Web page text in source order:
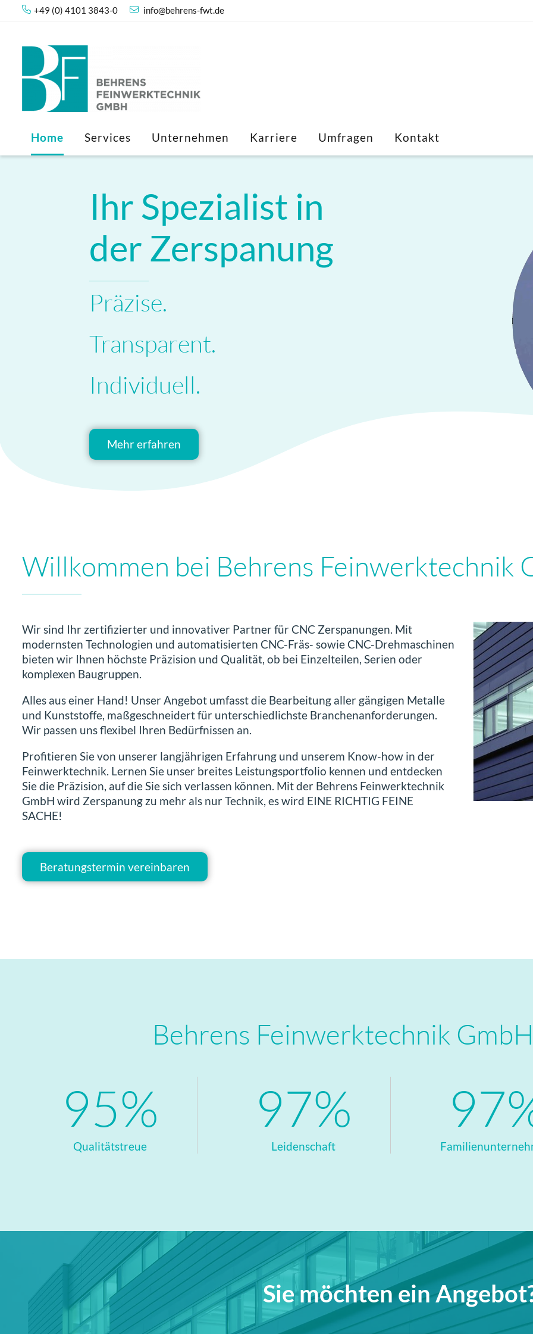
+49 (0) 4101 3843-0 info@behrens-fwt.de
Home Services Unternehmen Karriere Umfragen Kontakt
Ihr Spezialist in
der Zerspanung
Präzise.
Transparent.
Individuell.
Mehr erfahren
Willkommen bei Behrens Feinwerktechnik
Wir sind Ihr zertifizierter und innovativer Partnerfür CNC Zerspanungen. Mit
modernsten Technologien und automatisierten CNC-Fräs- sowie CNC-Drehmaschinen
bieten wir Ihnen höchste Präzision und Qualität, ob bei Einzelteilen, Serien oder
komplexen Baugruppen.
Alles aus einer Hand! Unser Angebot umfasst die Bearbeitung aller gängigen Metalle
und Kunststoffe, maßgeschneidert für unterschiedlichste Branchenanforderungen.
Wir passen uns flexibel Ihren Bedürfnissen an.
Profitieren Sie von unserer langjährigen Erfahrung und unserem Know-how in der
Feinwerktechnik. Lernen Sie unser breites Leistungsportfolio kennen und entdecken
Sie die Präzision, auf die Sie sich verlassen können. Mit der Behrens Feinwerktechnik
GmbH wird Zerspanung zu mehr als nur Technik, es wird EINE RICHTIG FEINE
SACHE!
Beratungstermin vereinbaren
Behrens Feinwerktechnik
97%
Qualitätstreue
99%
Leidenschaft
Sie möchten ein